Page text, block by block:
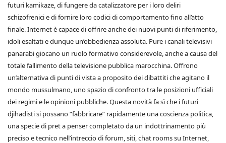
futuri kamikaze, di fungere da catalizzatore per i loro deliri
schizofrenici e di fornire loro codici di comportamento fino all’atto
finale. Internet è capace di offrire anche dei nuovi punti di riferimento,
idoli esaltati e dunque un’obbedienza assoluta. Pure i canali televisivi
panarabi giocano un ruolo formativo considerevole, anche a causa del
totale fallimento della televisione pubblica marocchina. Offrono
un’alternativa di punti di vista a proposito dei dibattiti che agitano il
mondo mussulmano, uno spazio di confronto tra le posizioni ufficiali
dei regimi e le opinioni pubbliche. Questa novità fa sì che i futuri
djihadisti si possano “fabbricare” rapidamente una coscienza politica,
una specie di pret a penser completato da un indottrinamento più
preciso e tecnico nell’intreccio di forum, siti, chat rooms su Internet,